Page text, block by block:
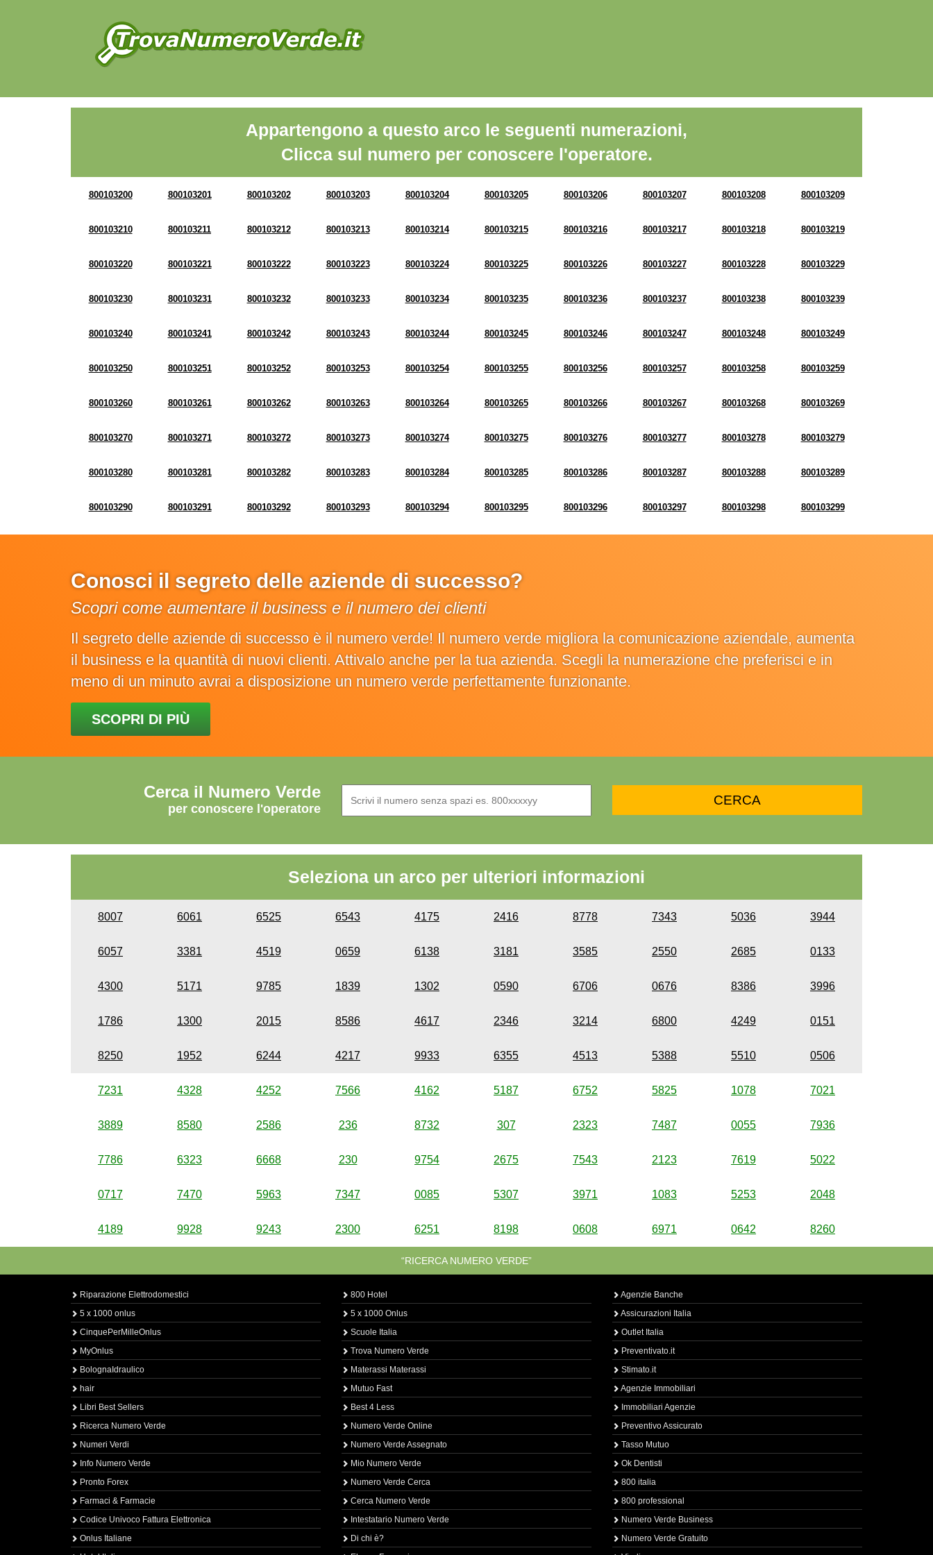
Appartengono a questo arco le seguenti numerazioni,
Clicca sul numero per conoscere l'operatore.
800103200 800103201 800103202 800103203 800103204 800103205 800103206 800103207 800103208 800103209
800103210 800103211 800103212 800103213 800103214 800103215 800103216 800103217 800103218 800103219
800103220 800103221 800103222 800103223 800103224 800103225 800103226 800103227 800103228 800103229
800103230 800103231 800103232 800103233 800103234 800103235 800103236 800103237 800103238 800103239
800103240 800103241 800103242 800103243 800103244 800103245 800103246 800103247 800103248 800103249
800103250 800103251 800103252 800103253 800103254 800103255 800103256 800103257 800103258 800103259
800103260 800103261 800103262 800103263 800103264 800103265 800103266 800103267 800103268 800103269
800103270 800103271 800103272 800103273 800103274 800103275 800103276 800103277 800103278 800103279
800103280 800103281 800103282 800103283 800103284 800103285 800103286 800103287 800103288 800103289
800103290 800103291 800103292 800103293 800103294 800103295 800103296 800103297 800103298 800103299
Conosci il segreto delle aziende di successo?
Scopri come aumentare il business e il numero dei clienti
Il segreto delle aziende di successo è il numero verde! Il numero verde migliora la comunicazione aziendale, aumenta
il business e la quantità di nuovi clienti. Attivalo anche per la tua azienda. Scegli la numerazione che preferisci e in
meno di un minuto avrai a disposizione un numero verde perfettamente funzionante.
SCOPRI DI PIÙ
Cerca il Numero Verde
per conoscere l'operatore
Seleziona un arco per ulteriori informazioni
8007 6061 6525 6543 4175 2416 8778 7343 5036 3944
6057 3381 4519 0659 6138 3181 3585 2550 2685 0133
4300 5171 9785 1839 1302 0590 6706 0676 8386 3996
1786 1300 2015 8586 4617 2346 3214 6800 4249 0151
8250 1952 6244 4217 9933 6355 4513 5388 5510 0506
7231 4328 4252 7566 4162 5187 6752 5825 1078 7021
3889 8580 2586 236 8732 307 2323 7487 0055 7936
7786 6323 6668 230 9754 2675 7543 2123 7619 5022
0717 7470 5963 7347 0085 5307 3971 1083 5253 2048
4189 9928 9243 2300 6251 8198 0608 6971 0642 8260
“RICERCA NUMERO VERDE”
Riparazione Elettrodomestici
5 x 1000 onlus
CinquePerMilleOnlus
MyOnlus
BolognaIdraulico
hair
Libri Best Sellers
Ricerca Numero Verde
Numeri Verdi
Info Numero Verde
Pronto Forex
Farmaci & Farmacie
Codice Univoco Fattura Elettronica
Onlus Italiane
800 Hotel
5 x 1000 Onlus
Scuole Italia
Trova Numero Verde
Materassi Materassi
Mutuo Fast
Best 4 Less
Numero Verde Online
Numero Verde Assegnato
Mio Numero Verde
Numero Verde Cerca
Cerca Numero Verde
Intestatario Numero Verde
Di chi è?
Agenzie Banche
Assicurazioni Italia
Outlet Italia
Preventivato.it
Stimato.it
Agenzie Immobiliari
Immobiliari Agenzie
Preventivo Assicurato
Tasso Mutuo
Ok Dentisti
800 italia
800 professional
Numero Verde Business
Numero Verde Gratuito